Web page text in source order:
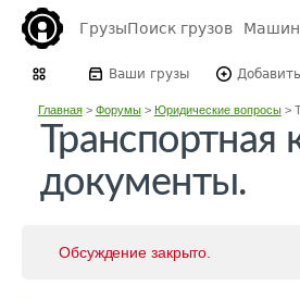
ГрузыПоиск грузов
Ваши грузы
Главная> Форумы> Юридические вопросы>
Транспортная
документы.
Обсуждение закрыто.